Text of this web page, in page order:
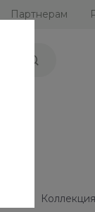
Партнерам